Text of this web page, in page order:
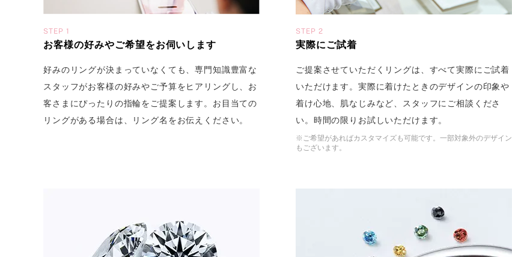
STEP 1
お客様の好みやご希望をお伺いします
好みのリングが決まっていなくても、専門知識豊富な
スタッフがお客様の好みやご予算をヒアリングし、お
客さまにぴったりの指輪をご提案します。お目当ての
リングがある場合は、リング名をお伝えください。
STEP 2
実際にご試着
ご提案させていただくリングは、すべて実際にご試着
いただけます。実際に着けたときのデザインの印象や
着け心地、肌なじみなど、スタッフにご相談くださ
い。時間の限りお試しいただけます。
※ご希望があればカスタマイズも可能です。一部対象外のデザイン
もございます。